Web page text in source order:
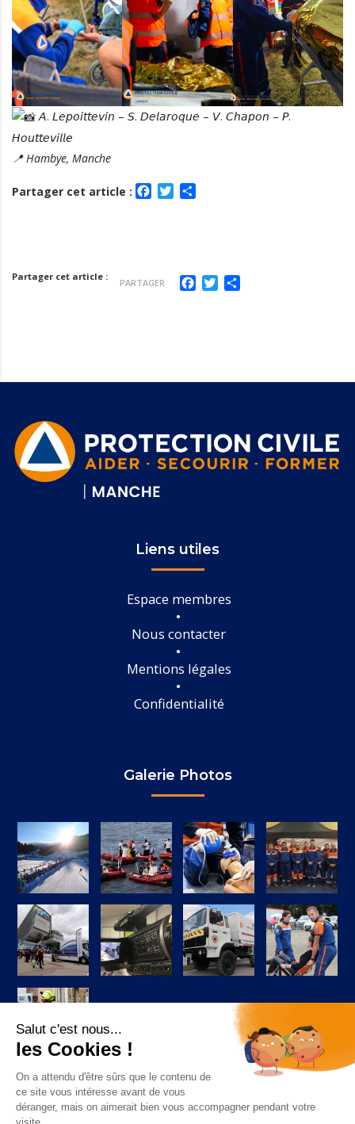
𝘈. 𝘓𝘦𝘱𝘰𝘪𝘵𝘵𝘦𝘷𝘪𝘯 – 𝘚. 𝘋𝘦𝘭𝘢𝘳𝘰𝘲𝘶𝘦 – 𝘝. 𝘊𝘩𝘢𝘱𝘰𝘯 – 𝘗.
𝘏𝘰𝘶𝘵𝘵𝘦𝘷𝘪𝘭𝘭𝘦
📍 Hambye, Manche
Partager cet article : Facebook
Twitter
PARTAGER
Partager cet article : Facebook
Twitter
Liens utiles
Espace membres
Nous contacter
Mentions légales
Confidentialité
Galerie Photos
Suivez-nous sur Facebook